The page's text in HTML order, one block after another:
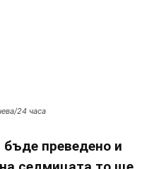
24 часа
преведено и